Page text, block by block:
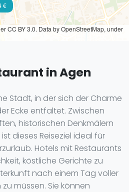
€
CC BY 3.0. Data by OpenStreetMap, under
in Agen
Stadt, in der sich der Charme
Ecke entfaltet. Zwischen
historischen Denkmälern
dieses Reiseziel ideal für
Hotels mit Restaurants
köstliche Gerichte zu
nach einem Tag voller
müssen. Sie können